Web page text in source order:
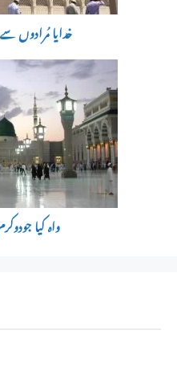
خدایا مُرادوں
واہ کیا